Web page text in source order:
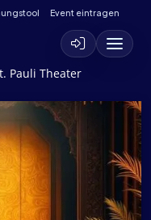
Event eintragen
Pauli Theater